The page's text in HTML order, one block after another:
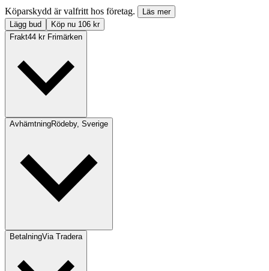
Köparskydd är valfritt hos företag.
Läs mer
Lägg bud
Köp nu 106 kr
Frakt44 kr Frimärken
AvhämtningRödeby, Sverige
BetalningVia Tradera